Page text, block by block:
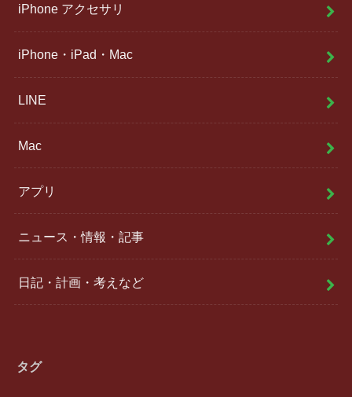
iPhone アクセサリ
iPhone・iPad・Mac
LINE
Mac
アプリ
ニュース・情報・記事
日記・計画・考えなど
タグ